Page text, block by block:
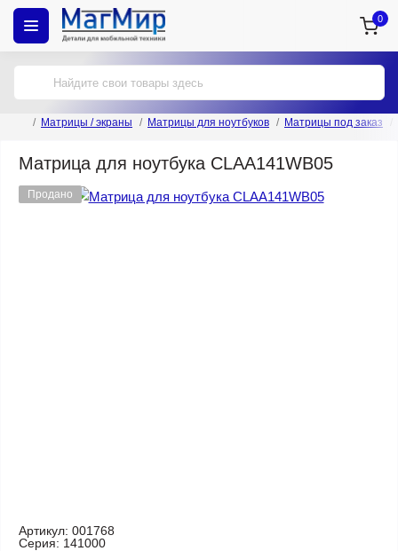
0
Матрицы / экраны Матрицы для ноутбуков Матрицы под заказ
Матрица для ноутбука CLAA141WB05
Продано
Артикул: 001768
Серия: 141000